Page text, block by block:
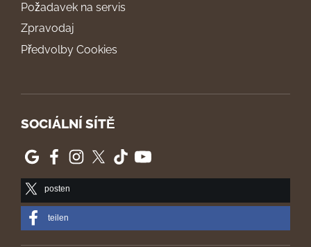
Požadavek na servis
Zpravodaj
Předvolby Cookies
SOCIÁLNÍ SÍTĚ
posten
teilen